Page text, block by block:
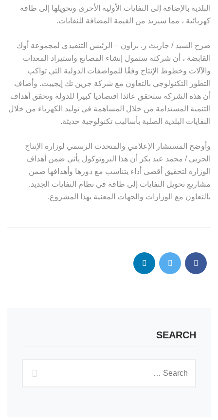
البلدية بالإضافة إلى النفايات الأولية الأخرى وتحويلها إلى طاقة
كهربائية ، مما سيزيد من القيمة المضافة للنفايات.
صرح السيد / جاريث ر. براون – الرئيس التنفيذي لمجموعة أوك
القابضة ، أن شركته ستمول إنشاء المصانع واستيراد المعدات
والآلات وخطوط الإنتاج وفقًا للمواصفات الدولية التي تواكب
التطور التكنولوجي بالتعاون مع شركة جرين تك إيجيبت. وأضاف
أن هذه الشركة ستحقق عائدا اقتصاديا كبيرا للدولة وتحقق أهداف
التنمية المستدامة من خلال المساهمة في توليد الكهرباء من خلال
النفايات البلدية الصلبة بأساليب تكنولوجية حديثة.
وأوضح المستشار الإعلامي والمتحدث الرسمي لوزارة الإنتاج
الحربي / محمد عيد بكر أن هذا البروتوكول يأتي ضمن أهداف
الوزارة لتحقيق أقصى أداء يتناسب مع دورها وأهدافها ضمن
مشاريع تحويل النفايات إلى طاقة في نظام النفايات الجديد.
بالتعاون مع الوزارات والجهات المعنية بهذا المشروع.
SEARCH